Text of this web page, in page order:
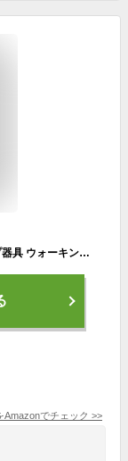
健康ステッパー 室内運動器具 すてっぱー ステップ器具 ウォーキングマシン 健康器具 歩行運動 有酸素運動 踏み台昇降 ステップ台 山登り感覚 脂肪燃焼 mini 3d マットは無料にて提供させていただきます
Amazonでチェック >>